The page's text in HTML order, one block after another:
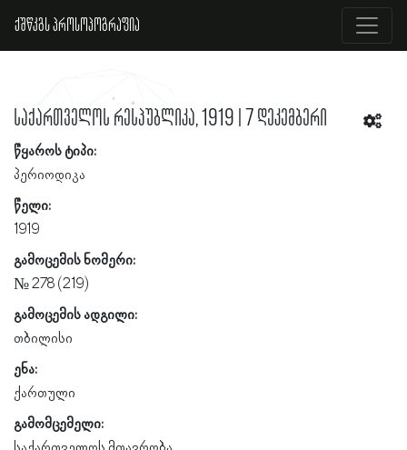
ქშწკგს პროსოპოგრაფია
საქართველოს რესპუბლიკა, 1919 | 7 დეკემბერი
წყაროს ტიპი:
პერიოდიკა
წელი:
1919
გამოცემის ნომერი:
№ 278 (219)
გამოცემის ადგილი:
თბილისი
ენა:
ქართული
გამომცემელი: